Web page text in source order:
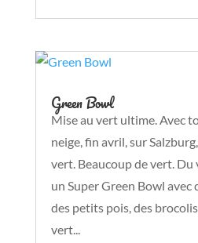
Green Bowl
Mise au vert ultime. Avec
neige, fin avril, sur
vert. Beaucoup de vert. Du
un Super Green Bowl avec
des petits pois, des
vert...